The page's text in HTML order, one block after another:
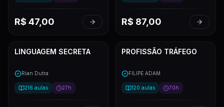
R$ 47,00 R$ 87,00
NOVO
LINGUAGEM SECRETA
Rian Dutra
216 aulas 27h
PROFISSÃO TRÁFEGO
FILIPE ADAM
120 aulas 70h